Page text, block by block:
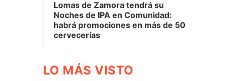
Lomas de Zamora tendrá su
Noches de IPA en Comunidad:
habrá promociones en más de 50
cervecerías
LO MÁS VISTO